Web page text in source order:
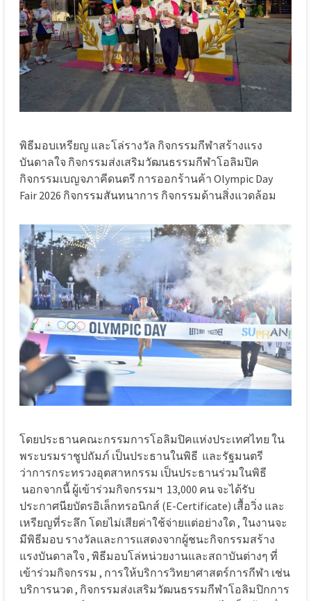
พิธีมอบเหรียญ และโล่รางวัล กิจกรรมกีฬาสร้างแรง
บันดาลใจ กิจกรรมส่งเสริมวัฒนธรรมกีฬาโอลิมปิค
กิจกรรมเบญจภาคีดนตรี การออกร้านค้า Olympic Day
Fair 2026 กิจกรรมสันทนาการ กิจกรรมด้านสิ่งแวดล้อม
โดยประธานคณะกรรมการโอลิมปิคแห่งประเทศไทย ใน
พระบรมราชูปถัมภ์ เป็นประธานในพิธี และรัฐมนตรี
ว่าการกระทรวงอุตสาหกรรม เป็นประธานร่วมในพิธี
นอกจากนี้ ผู้เข้าร่วมกิจกรรมฯ 13,000 คน จะได้รับ
ประกาศนียบัตรอิเล็กทรอนิกส์ (E-Certificate) เสื้อวิ่ง และ
เหรียญที่ระลึก โดยไม่เสียค่าใช้จ่ายแต่อย่างใด , ในงานจะ
มีพิธีมอบ รางวัลและการแสดงจากผู้ชนะกิจกรรมสร้าง
แรงบันดาลใจ , พิธีมอบโล่หน่วยงานและสถาบันต่างๆ ที่
เข้าร่วมกิจกรรม , การให้บริการวิทยาศาสตร์การกีฬา เช่น
บริการนวด , กิจกรรมส่งเสริมวัฒนธรรมกีฬาโอลิมปิกการ